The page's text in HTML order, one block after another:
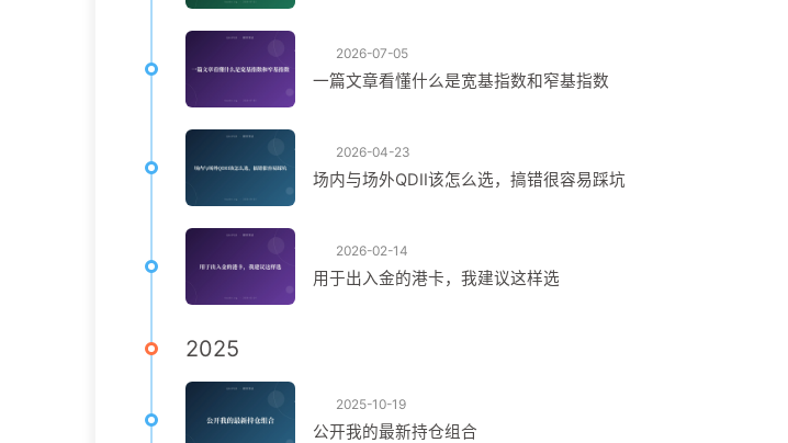
2026-07-05
一篇文章看懂什么是宽基指数和窄基指数
2026-04-23
场内与场外QDII该怎么选，搞错很容易踩坑
2026-02-14
用于出入金的港卡，我建议这样选
2025
2025-10-19
公开我的最新持仓组合